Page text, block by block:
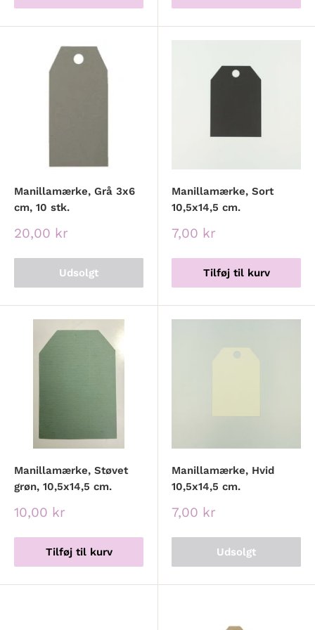
Manillamærke, Grå 3x6
cm, 10 stk.
Udsalgspris
20,00 kr
Udsolgt
Manillamærke, Sort
10,5x14,5 cm.
Udsalgspris
7,00 kr
Tilføj til kurv
Manillamærke, Støvet
grøn, 10,5x14,5 cm.
Udsalgspris
10,00 kr
Tilføj til kurv
Manillamærke, Hvid
10,5x14,5 cm.
Udsalgspris
7,00 kr
Udsolgt